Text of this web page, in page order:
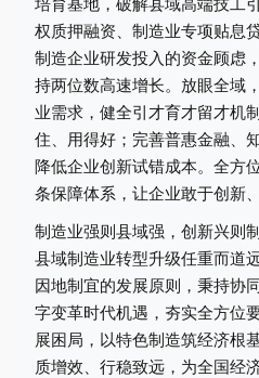
培育基地，破解县域高端技工
权质押融资、制造业专项贴息
制造企业研发投入的资金顾虑
持两位数高速增长。放眼全域
业需求，健全引才育才留才机
住、用得好；完善普惠金融、
降低企业创新试错成本。全方
条保障体系，让企业敢于创新
制造业强则县域强，创新兴则
县域制造业转型升级任重而道
因地制宜的发展原则，秉持协
字变革时代机遇，夯实全方位
展困局，以特色制造筑经济根
质增效、行稳致远，为全国经